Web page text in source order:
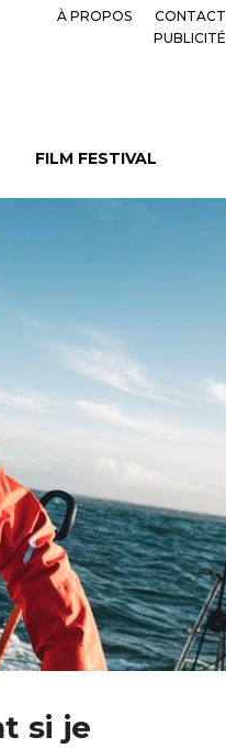
À PROPOS
CONTACT
PUBLICITÉ
FILM FESTIVAL
si je